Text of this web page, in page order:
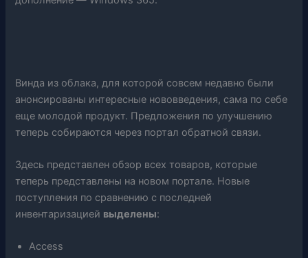
Винда из облака, для которой совсем недавно были
анонсированы интересные нововведения, сама по себе
еще молодой продукт. Предложения по улучшению
теперь собираются через портал обратной связи.
Здесь представлен обзор всех товаров, которые
теперь представлены на новом портале. Новые
поступления по сравнению с последней
инвентаризацией выделены:
Access